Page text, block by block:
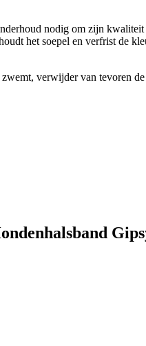
nodig om zijn
het soepel en verfrist de
verwijder van tevoren de